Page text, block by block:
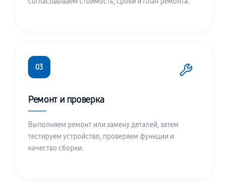
03
Ремонт и проверка
Выполняем ремонт или замену деталей, затем
тестируем устройство, проверяем функции и
качество сборки.